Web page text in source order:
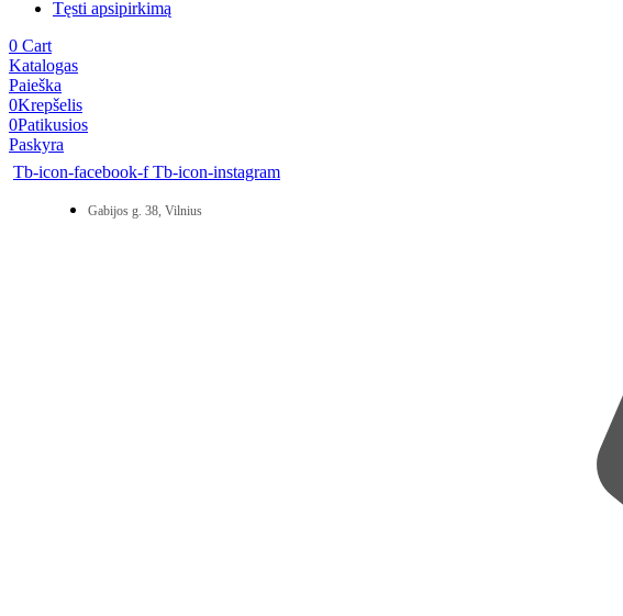
Tęsti apsipirkimą
0 Cart
Katalogas
Paieška
0Krepšelis
0Patikusios
Paskyra
Tb-icon-facebook-f Tb-icon-instagram
Gabijos g. 38, Vilnius